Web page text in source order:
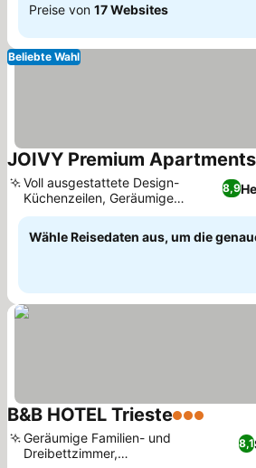
Preise von 17 Websites
Beliebte Wahl
JOIVY Premium
8,9
Voll ausgestattete Design-
Küchenzeilen, Geräumige
Familien-Deluxe-Suiten
Wähle Reisedaten aus, um die
B&B HOTEL Trieste3 Sterne
8,1
Geräumige Familien- und
Dreibettzimmer,